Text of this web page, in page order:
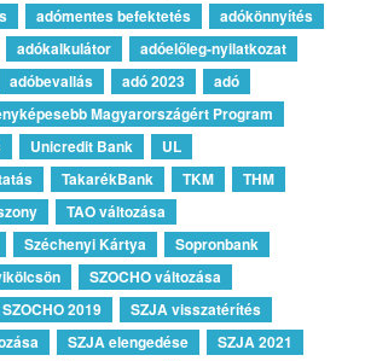
adómentes befektetés
adókönnyítés
adókalkulátor
adóelőleg-nyilatkozat
adóbevallás adó 2023
adó
Magyarországért Program
Unicredit Bank
UL
TakarékBank TKM
THM
TAO változása
Széchenyi Kártya
Sopronbank
SZOCHO változása
SZOCHO 2019
SZJA visszatérítés
SZJA elengedése
SZJA 2021